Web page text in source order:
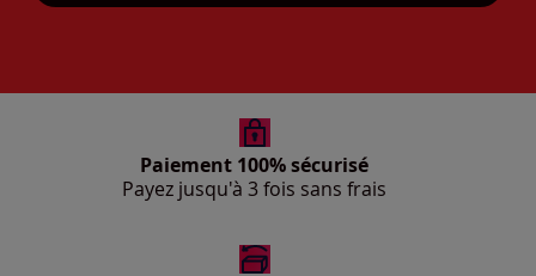
Paiement 100% sécurisé
Payez jusqu'à 3 fois sans frais